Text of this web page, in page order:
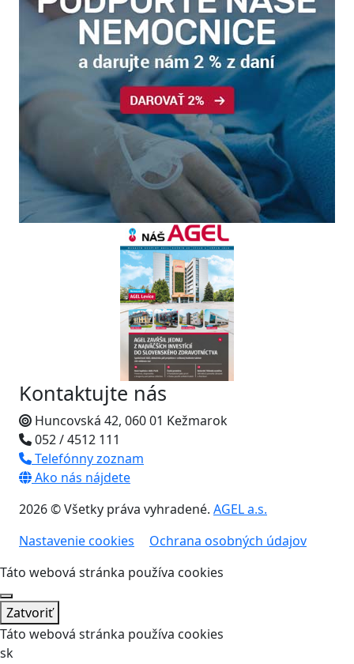
Kontaktujte nás
Huncovská 42, 060 01 Kežmarok
052 / 4512 111
Telefónny zoznam
Ako nás nájdete
2026 © Všetky práva vyhradené. AGEL a.s.
Nastavenie cookies
Ochrana osobných údajov
Táto webová stránka používa cookies
Zatvoriť
Táto webová stránka používa cookies
sk